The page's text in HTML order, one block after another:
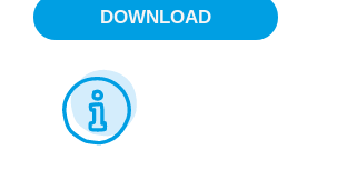
DOWNLOAD